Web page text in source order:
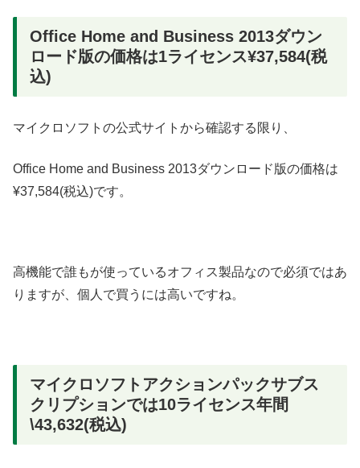
Office Home and Business 2013ダウン
ロード版の価格は1ライセンス¥37,584(税
込)
マイクロソフトの公式サイトから確認する限り、
Office Home and Business 2013ダウンロード版の価格は
¥37,584(税込)です。
高機能で誰もが使っているオフィス製品なので必須ではあ
りますが、個人で買うには高いですね。
マイクロソフトアクションパックサブス
クリプションでは10ライセンス年間
\43,632(税込)